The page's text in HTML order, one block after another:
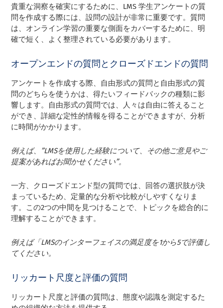
貴重な洞察を確実にするために、LMS 学生アンケートの質
問を作成する際には、設問の設計が非常に重要です。質問
は、オンライン学習の重要な側面をカバーするために、明
確で短く、よく整理されている必要があります。
オープンエンドの質問とクローズドエンドの質問
アンケートを作成する際、自由形式の質問と自由形式の質
問のどちらを使うかは、得たいフィードバックの種類に影
響します。自由形式の質問では、人々は自由に答えること
ができ、詳細な定性的情報を得ることができますが、分析
に時間がかかります。
例えば、”LMSを使用した経験について、その他ご意見やご
提案があればお聞かせください”。
一方、クローズドエンド型の質問では、回答の選択肢が決
まっているため、定量的な分析や比較がしやすくなりま
す。この2つの中間を見つけることで、トピックを総合的に
理解することができます。
例えば「LMSのインターフェイスの満足度を1から5で評価し
てください。
リッカート尺度と評価の質問
リッカート尺度と評価の質問は、態度や認識を測定するた